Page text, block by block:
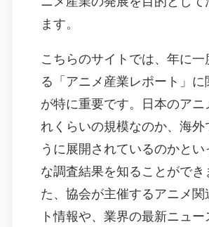
ます。
こちらのサイトでは、年に
る「アニメ産業レポート」に
が特に重要です。日本のア
れくらいの規模なのか、海外
うに展開されているのかと
な調査結果を知ることができ
た、協会が主催するアニメ関
ト情報や、業界の最新ニュ